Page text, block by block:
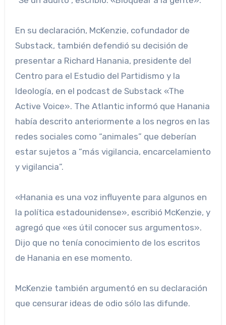
En su declaración, McKenzie, cofundador de
Substack, también defendió su decisión de
presentar a Richard Hanania, presidente del
Centro para el Estudio del Partidismo y la
Ideología, en el podcast de Substack «The
Active Voice». The Atlantic informó que Hanania
había descrito anteriormente a los negros en las
redes sociales como “animales” que deberían
estar sujetos a “más vigilancia, encarcelamiento
y vigilancia”.
«Hanania es una voz influyente para algunos en
la política estadounidense», escribió McKenzie, y
agregó que «es útil conocer sus argumentos».
Dijo que no tenía conocimiento de los escritos
de Hanania en ese momento.
McKenzie también argumentó en su declaración
que censurar ideas de odio sólo las difunde.